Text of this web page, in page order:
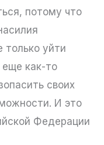
потому что
только уйти
еще как-то
своих
И это
Федерации